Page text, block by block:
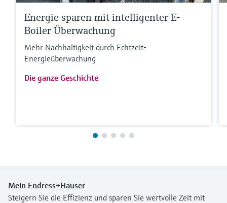
Energie sparen mit intelligenter E-
Boiler Überwachung
Mehr Nachhaltigkeit durch Echtzeit-
Energieüberwachung
Die ganze Geschichte
Mein Endress+Hauser
Steigern Sie die Effizienz und sparen Sie wertvolle Zeit mit